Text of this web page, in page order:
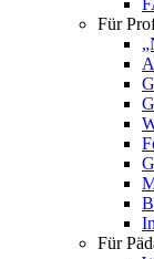
Für
Für